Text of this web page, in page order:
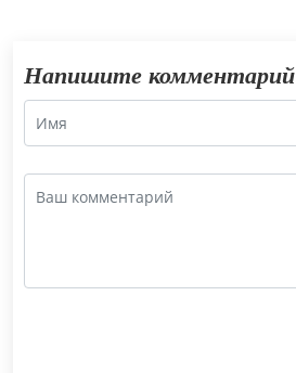
Напишите комментарий